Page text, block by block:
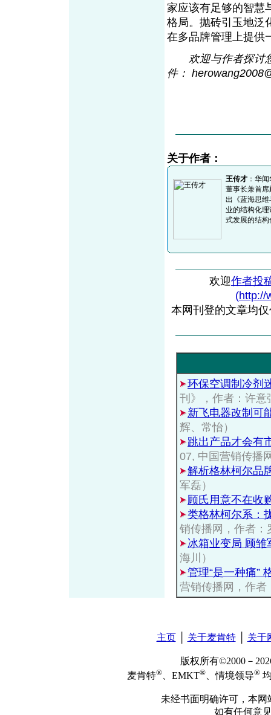
家应该有足够的智慧
格局。抛砖引玉地泛
在多品牌管理上提供
欢迎与作者探讨您
件：
关于作者：
王传才 ：华
董事长兼首
出《蓝海思
业的结构化
式发展的结
欢迎作者投
(http://
本网刊登的文章均
环保空调制冷剂
刊》，作者：许意
新飞电器改制可
辉、常怡）
跳出产品才会有
07, 中国营销传播
解析格林柯尔品
军磊）
顾氏用意不在收
类格林柯尔系：
销传播网，作者：
冰箱业变局 顾雏
海川）
管理“是一种痛”
营销传播网，作者
主页│ 关于麦肯特│ 关于
版权所有©2000－
麦肯特® 、EMKT® 、情境领导®
未经书面明确许可，本
如有任何意